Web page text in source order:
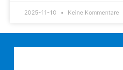
2025-11-10 Keine Kommentare